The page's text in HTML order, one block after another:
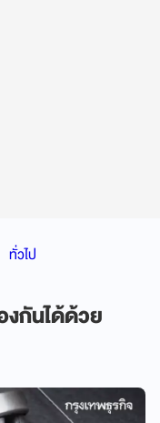
ทั่วไป
กันได้ด้วย